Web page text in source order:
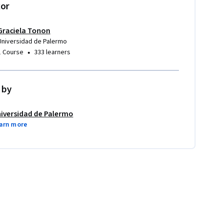
Tonon
de Palermo
Course • 333 learners
de Palermo
more